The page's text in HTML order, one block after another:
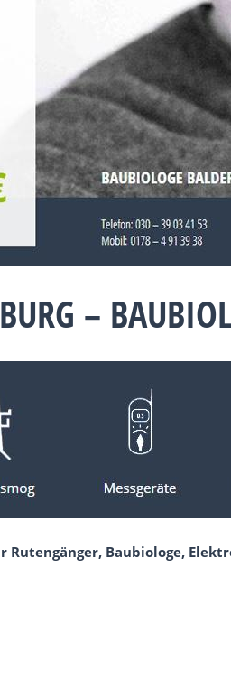
–
Rutengänger, Baubiologe,